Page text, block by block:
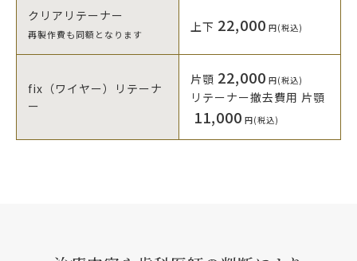
クリアリテーナー
再製作費も同額となります
上下 22,000 円(税込)
fix（ワイヤー）リテーナ
ー
片顎 22,000 円(税込)
リテーナー撤去費用 片顎
11,000 円(税込)